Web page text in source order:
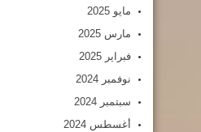
مايو 2025
مارس 2025
فبراير 2025
نوفمبر 2024
سبتمبر 2024
أغسطس 2024